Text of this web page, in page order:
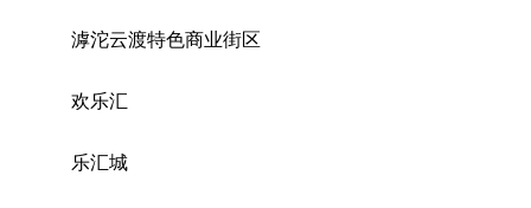
滹沱云渡特色商业街区
欢乐汇
乐汇城